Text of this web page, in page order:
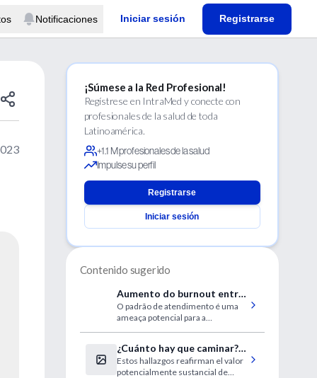
Notificaciones Iniciar sesión Registrarse
¡Súmese a la Red Profesional!
Regístrese en IntraMed y conecte con
profesionales de la salud de toda
Latinoamérica.
+1.1 M profesionales de la salud
Impulse su perfil
Registrarse
Iniciar sesión
Contenido sugerido
Aumento do burnout entre
os médicos
O padrão de atendimento é uma
ameaça potencial para a
¿Cuánto hay que caminar?
Nuevas definiciones
Estos hallazgos reafirman el valor
potencialmente sustancial de